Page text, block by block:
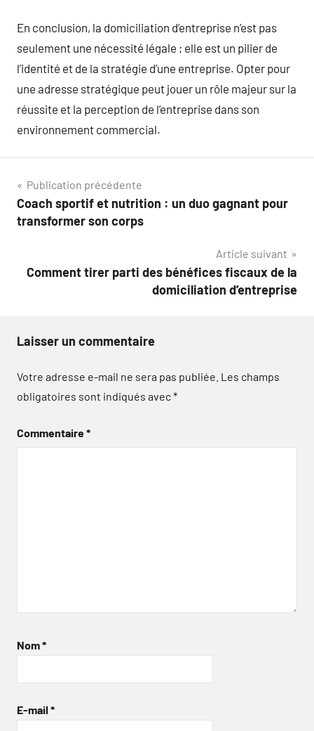
En conclusion, la domiciliation d’entreprise n’est pas
seulement une nécessité légale ; elle est un pilier de
l’identité et de la stratégie d’une entreprise. Opter pour
une adresse stratégique peut jouer un rôle majeur sur la
réussite et la perception de l’entreprise dans son
environnement commercial.
Navigation
de
Publication précédente
Coach sportif et nutrition : un duo gagnant pour
transformer son corps
Article suivant
Comment tirer parti des bénéfices fiscaux de la
domiciliation d’entreprise
Laisser un commentaire
Votre adresse e-mail ne sera pas publiée. Les champs
obligatoires sont indiqués avec*
Commentaire*
Nom*
E-mail *